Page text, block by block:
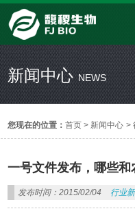
新闻中心NEWS
您现在的位置：首页 > 新闻中心 >
一号文件发布，哪些和
发布时间：2015/02/04 行业